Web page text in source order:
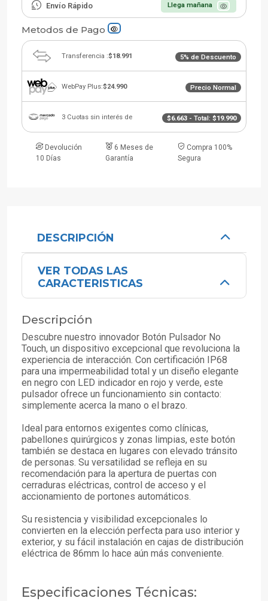
Envío Rápido Llega mañana
Metodos de Pago
Transferencia :$18.991 5% de Descuento
WebPay Plus:$24.990 Precio Normal
3 Cuotas sin interés de $6.663 - Total: $19.990
Devolución
10 Días
6 Meses de
Garantía
Compra 100%
Segura
DESCRIPCIÓN
VER TODAS LAS
CARACTERISTICAS
Descripción
Descubre nuestro innovador Botón Pulsador No
Touch, un dispositivo excepcional que revoluciona la
experiencia de interacción. Con certificación IP68
para una impermeabilidad total y un diseño elegante
en negro con LED indicador en rojo y verde, este
pulsador ofrece un funcionamiento sin contacto:
simplemente acerca la mano o el brazo.
Ideal para entornos exigentes como clínicas,
pabellones quirúrgicos y zonas limpias, este botón
también se destaca en lugares con elevado tránsito
de personas. Su versatilidad se refleja en su
recomendación para la apertura de puertas con
cerraduras eléctricas, control de acceso y el
accionamiento de portones automáticos.
Su resistencia y visibilidad excepcionales lo
convierten en la elección perfecta para uso interior y
exterior, y su fácil instalación en cajas de distribución
eléctrica de 86mm lo hace aún más conveniente.
Especificaciones Técnicas: